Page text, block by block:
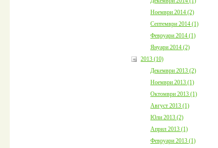
Ноември 2014 (2)
Септември 2014 (1)
Февруари 2014 (1)
Януари 2014 (2)
2013 (10)
Декември 2013 (2)
Ноември 2013 (1)
Октомври 2013 (1)
Август 2013 (1)
Юли 2013 (2)
Април 2013 (1)
Февруари 2013 (1)